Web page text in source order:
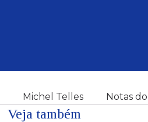
Michel Telles Notas
Veja também